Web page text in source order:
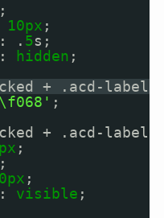
;
10px ;
: . 5s;
: hidden ;
+ .acd-
;
+ .acd-label
;
;
;
: visible ;